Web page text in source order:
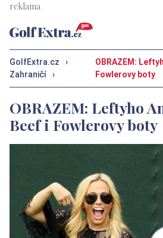
GolfExtra.cz
›
Zahraničí
›
OBRAZEM:
Fowlerovy boty
OBRAZEM: Leftyho
Beef i Fowlerovy boty